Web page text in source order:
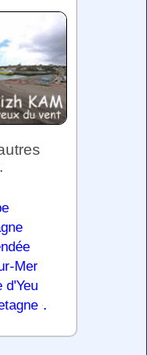
Mer
d'Yeu
.